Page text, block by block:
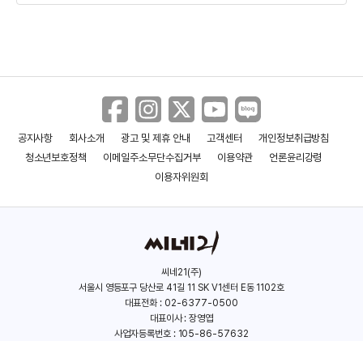
스티븐 시걸의 제네럴 커맨더 스티븐 시걸의 테이큰 파이널
공지사항 회사소개 광고 및 제휴 안내 고객센터
개인정보취급방침
청소년보호정책
이메일주소무단수집거부 이용약관
언론윤리강령
이용자위원회
씨네21(주)
서울시 영등포구 당산로 41길 11 SK V1센터 E동 1102호
대표전화 : 02-6377-0500
대표이사 : 장영엽
사업자등록번호 : 105-86-57632